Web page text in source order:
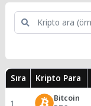
Sıra Kripto Para
1 Bitcoin